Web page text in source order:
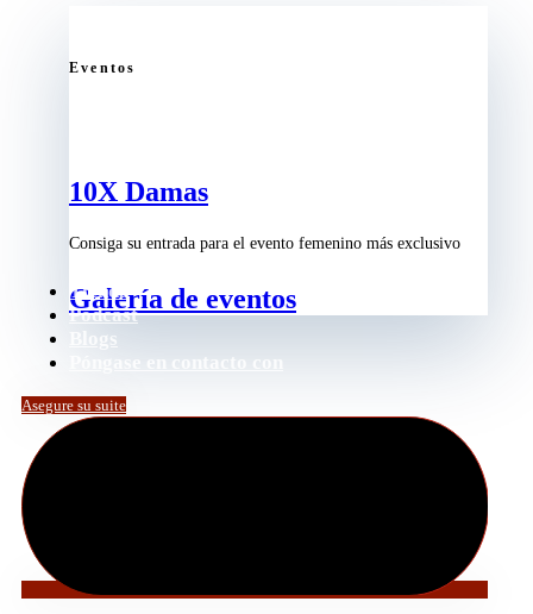
Eventos
10X Damas
Consiga su entrada para el evento femenino más exclusivo
Galería de eventos
Tienda
Podcast
Blogs
Póngase en contacto con
Asegure su suite